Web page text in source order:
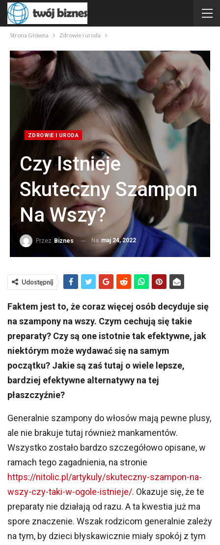
Strona Główna Zdrowie i uroda
ZDROWIE I URODA
Czy Istnieje
Skuteczny Szampon
Na Wszy?
Przez Biznes Na maj 24, 2022
Udostępnij
Faktem jest to, że coraz więcej osób decyduje się
na szampony na wszy. Czym cechują się takie
preparaty? Czy są one istotnie tak efektywne, jak
niektórym może wydawać się na samym
początku? Jakie są zaś tutaj o wiele lepsze,
bardziej efektywne alternatywy na tej
płaszczyźnie?
Generalnie szampony do włosów mają pewne plusy,
ale nie brakuje tutaj również mankamentów.
Wszystko zostało bardzo szczegółowo opisane, w
ramach tego zagadnienia, na stronie
https://nitolic.pl/artykuly/skuteczny-szampon-na-
wszy-czy-taki-w-ogole-istnieje/. Okazuje się, że te
preparaty nie działają od razu. A ta kwestia już ma
spore znaczenie. Wszak rodzicom generalnie zależy
na tym, by dzieci błyskawicznie miały spokój z tym